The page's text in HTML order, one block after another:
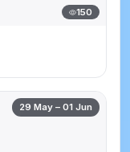
150
29 May – 01 Jun